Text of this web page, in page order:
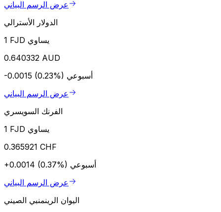
عرض الرسم البياني
الدولار الأسترالي
1 FJD يساوي
0.640332 AUD
-0.0015 (0.23%) أسبوعي
عرض الرسم البياني
الفرنك السويسري
1 FJD يساوي
0.365921 CHF
+0.0014 (0.37%) أسبوعي
عرض الرسم البياني
اليوان الرينمنبي الصيني